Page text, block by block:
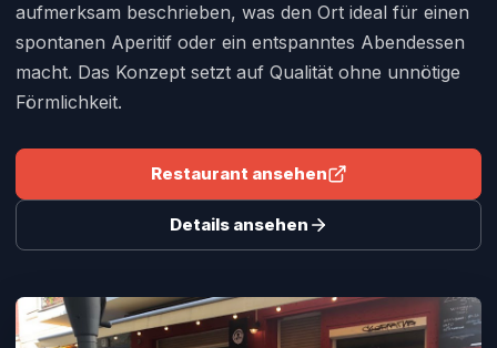
aufmerksam beschrieben, was den Ort ideal für einen
spontanen Aperitif oder ein entspanntes Abendessen
macht. Das Konzept setzt auf Qualität ohne unnötige
Förmlichkeit.
Restaurant ansehen
Details ansehen